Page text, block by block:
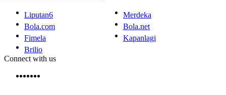
Liputan6
Merdeka
Bola.com
Bola.net
Fimela
Kapanlagi
Brilio
Connect with us